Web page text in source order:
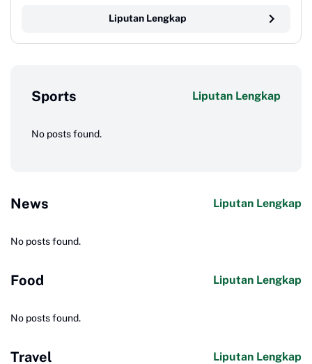
Liputan Lengkap
Sports Liputan Lengkap
No posts found.
News Liputan Lengkap
No posts found.
Food Liputan Lengkap
No posts found.
Travel Liputan Lengkap